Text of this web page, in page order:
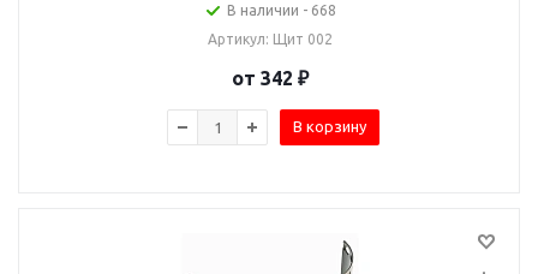
В наличии - 668
Артикул: Щит 002
от 342 ₽
В корзину